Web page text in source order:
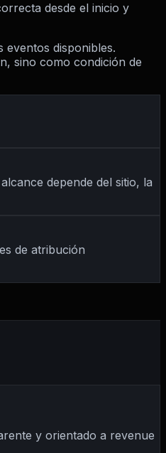
desde el inicio y
disponibles.
sino como condición de
depende del sitio, la
de atribución
y orientado a revenue